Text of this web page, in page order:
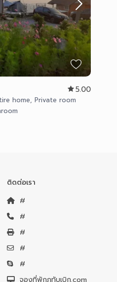
5.00
home, Private room
ติดต่อเรา
#
#
#
#
#
จองที่พักภูทับเบิก.com